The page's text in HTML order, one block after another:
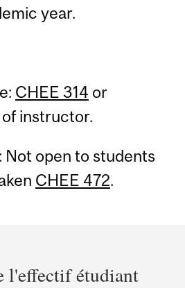
year.
CHEE 314 or
instructor.
Not open to students
CHEE 472.
l'effectif étudiant